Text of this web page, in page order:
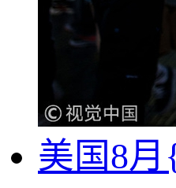
美国8